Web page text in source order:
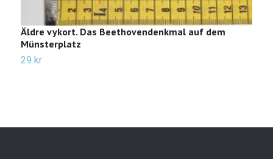
Äldre vykort. Das Beethovendenkmal auf dem
Münsterplatz
29 kr